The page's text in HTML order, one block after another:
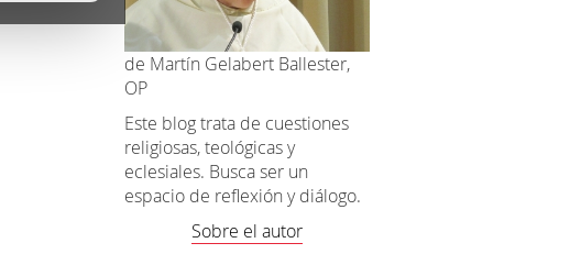
de Martín Gelabert Ballester,
OP
Este blog trata de cuestiones
religiosas, teológicas y
eclesiales. Busca ser un
espacio de reflexión y diálogo.
Sobre el autor